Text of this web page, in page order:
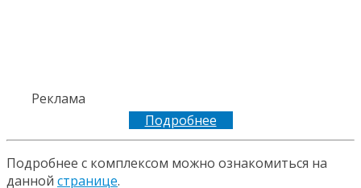
Реклама
Подробнее
Подробнее с комплексом можно ознакомиться на
данной странице.